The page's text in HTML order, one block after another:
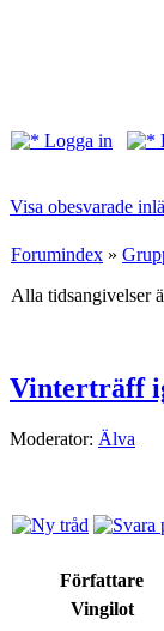
Logga in
Visa obesvarade
Forumindex »
Alla tidsangivelser
Vinterträff
Moderator: Älva
Författare
Vingilot